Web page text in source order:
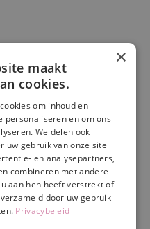
en
betalen
& Cookie
×
maakt
cookies.
om inhoud en
personaliseren en om ons
We delen ook
uw gebruik van onze site
en analysepartners,
combineren met andere
aan hen heeft verstrekt of
door uw gebruik
Privacybeleid